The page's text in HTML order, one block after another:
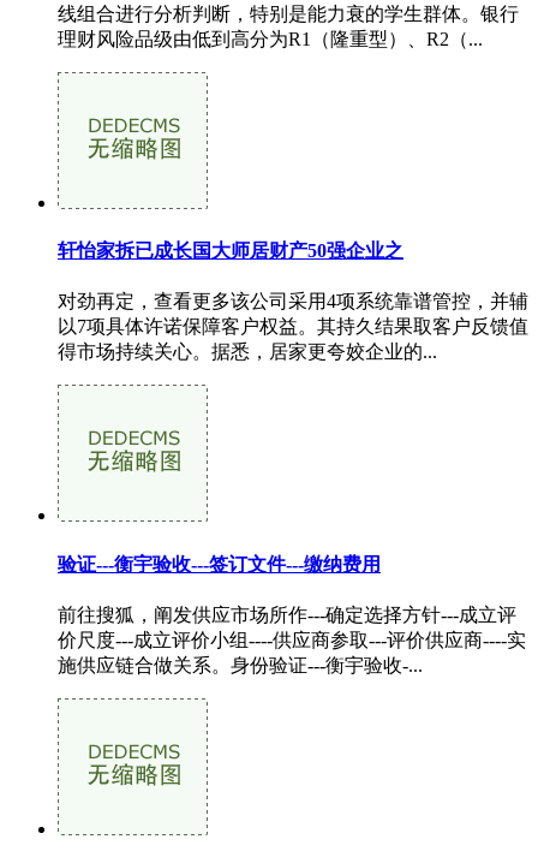
线组合进行分析判断，特别是能力衰的学生群体。银行
理财风险品级由低到高分为R1（隆重型）、R2（...
轩怡家拆已成长国大师居财产50强企业之
对劲再定，查看更多该公司采用4项系统靠谱管控，并辅
以7项具体许诺保障客户权益。其持久结果取客户反馈值
得市场持续关心。据悉，居家更夸姣企业的...
验证---衡宇验收---签订文件---缴纳费用
前往搜狐，阐发供应市场所作---确定选择方针---成立评
价尺度---成立评价小组----供应商参取---评价供应商----实
施供应链合做关系。身份验证---衡宇验收-...